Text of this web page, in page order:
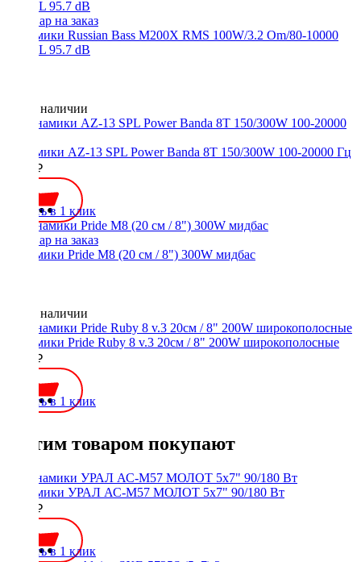
Динамики Russian Bass M200X RMS 100W/3.2 Om/80-10000
Гц/SPL 95.7 dB
Нет в наличии
Динамики AZ-13 SPL Power Banda 8T 150/300W 100-20000 Гц
5450 ₽
Купить в 1 клик
Динамики Pride M8 (20 см / 8") 300W мидбас
Нет в наличии
Динамики Pride Ruby 8 v.3 20см / 8" 200W широкополосные
9190 ₽
Купить в 1 клик
С этим товаром покупают
Динамики УРАЛ АС-М57 МОЛОТ 5x7" 90/180 Вт
2700 ₽
Купить в 1 клик